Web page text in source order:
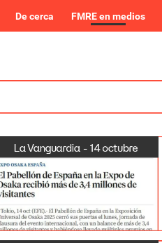
De cerca FMRE en medios
LaVanguardia - 14 octubre